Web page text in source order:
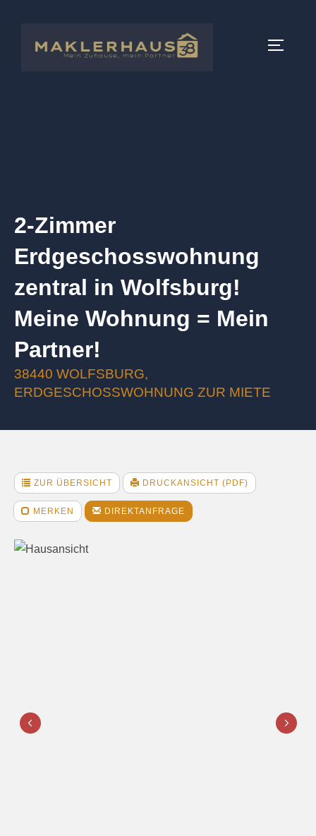
2-Zimmer
Erdgeschosswohnung
zentral in Wolfsburg!
Meine Wohnung = Mein
Partner!
38440 WOLFSBURG,
ERDGESCHOSSWOHNUNG ZUR MIETE
ZUR ÜBERSICHT DRUCKANSICHT (PDF)
MERKEN DIREKTANFRAGE